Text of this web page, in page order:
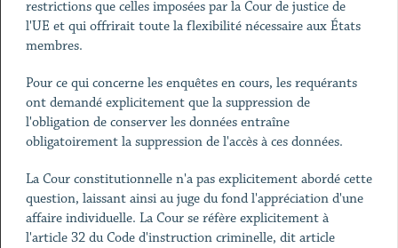
restrictions que celles imposées par la Cour de justice de
l'UE et qui offrirait toute la flexibilité nécessaire aux États
membres.
Pour ce qui concerne les enquêtes en cours, les requérants
ont demandé explicitement que la suppression de
l'obligation de conserver les données entraîne
obligatoirement la suppression de l'accès à ces données.
La Cour constitutionnelle n'a pas explicitement abordé cette
question, laissant ainsi au juge du fond l'appréciation d'une
affaire individuelle. La Cour se réfère explicitement à
l'article 32 du Code d'instruction criminelle, dit article